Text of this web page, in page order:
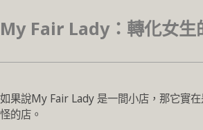
My Fair Lady：轉化女生
如果說My Fair Lady 是一間小店，那它實
怪的店。